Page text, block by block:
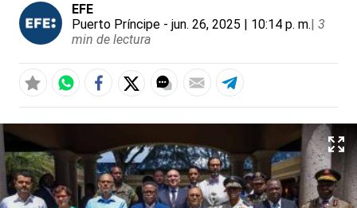
EFE
Puerto Príncipe - jun. 26, 2025 | 10:14 p. m.| 3
min de lectura